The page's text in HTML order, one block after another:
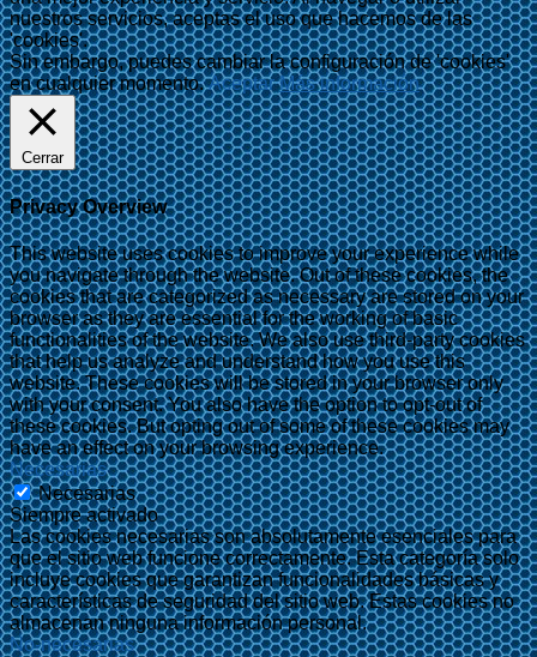
nuestros servicios, aceptas el uso que hacemos de las
'cookies'.
Sin embargo, puedes cambiar la configuración de 'cookies'
en cualquier momento.Aceptar Más información
Cerrar
Privacy Overview
This website uses cookies to improve your experience while
you navigate through the website. Out of these cookies, the
cookies that are categorized as necessary are stored on your
browser as they are essential for the working of basic
functionalities of the website. We also use third-party cookies
that help us analyze and understand how you use this
website. These cookies will be stored in your browser only
with your consent. You also have the option to opt-out of
these cookies. But opting out of some of these cookies may
have an effect on your browsing experience.
Necesarias
Necesarias
Siempre activado
Las cookies necesarias son absolutamente esenciales para
que el sitio web funcione correctamente. Esta categoría solo
incluye cookies que garantizan funcionalidades básicas y
características de seguridad del sitio web. Estas cookies no
almacenan ninguna información personal.
No-necesarias